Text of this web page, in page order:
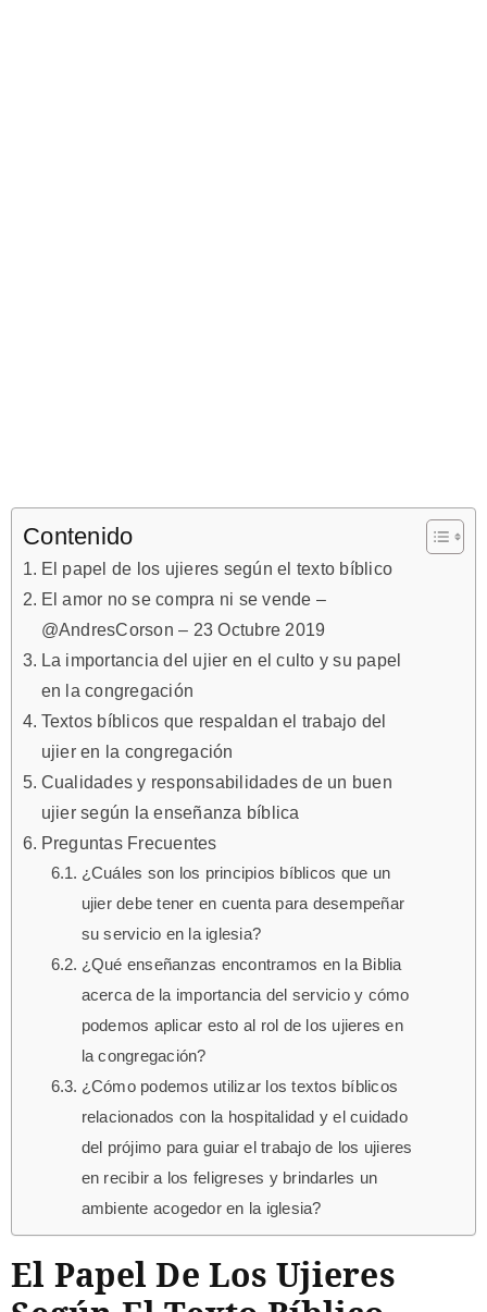
Contenido
El papel de los ujieres según el texto bíblico
El amor no se compra ni se vende –
@AndresCorson – 23 Octubre 2019
La importancia del ujier en el culto y su papel
en la congregación
Textos bíblicos que respaldan el trabajo del
ujier en la congregación
Cualidades y responsabilidades de un buen
ujier según la enseñanza bíblica
Preguntas Frecuentes
¿Cuáles son los principios bíblicos que un
ujier debe tener en cuenta para desempeñar
su servicio en la iglesia?
¿Qué enseñanzas encontramos en la Biblia
acerca de la importancia del servicio y cómo
podemos aplicar esto al rol de los ujieres en
la congregación?
¿Cómo podemos utilizar los textos bíblicos
relacionados con la hospitalidad y el cuidado
del prójimo para guiar el trabajo de los ujieres
en recibir a los feligreses y brindarles un
ambiente acogedor en la iglesia?
El Papel De Los Ujieres